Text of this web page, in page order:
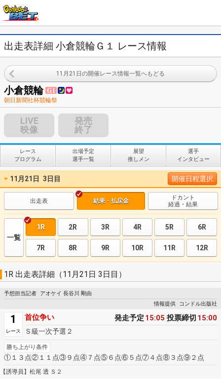
出走表詳細 小倉競輪Ｇ１ レース情報
11月21日の開催レース情報一覧へもどる
小倉競輪
朝日新聞社杯競輪祭
LIVE
映像
発売
終了
レース
プログラム
出場予定
選手一覧
展望
推しメン
選手
インタビュー
11月21日 3日目 開催日程選択
出走表 結果・払戻金
ドカント
経過・結果
一覧
1R 2R 3R 4R 5R 6R
7R 8R 9R 10R 11R 12R
1R 出走表詳細（11月21日 3日目）
予想担当記者
アオケイ 長谷川 剛由
情報提供
コンドル出版社
1
レース
首位争い 発走予定 15:05 投票締切 15:00
Ｓ級一次予選２
勝ち上がり条件
①１３点②１１点③９点④７点⑤６点⑥５点⑦４点⑧３点⑨２点
【誘導員】松尾 透 Ｓ２